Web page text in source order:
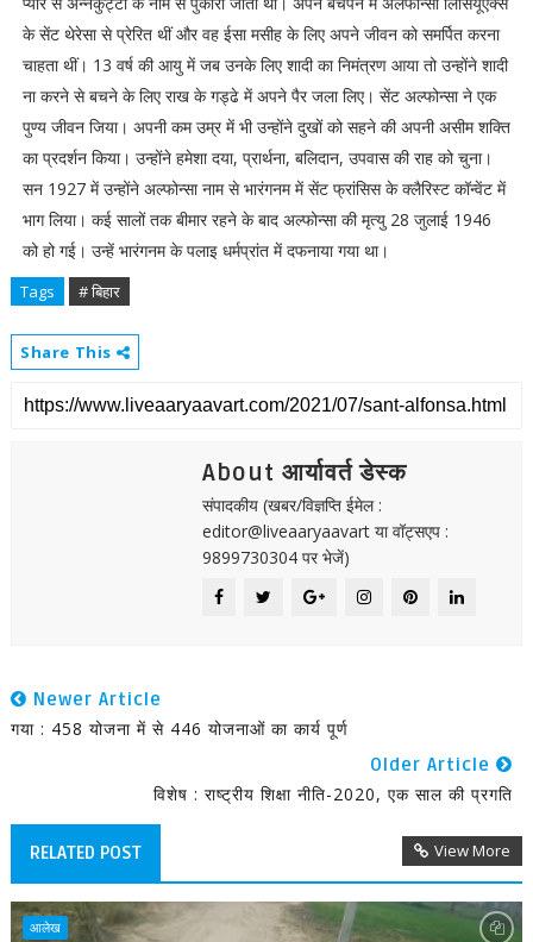
के सेंट थेरेसा से प्रेरित थीं और वह ईसा मसीह के लिए अपने जीवन को समर्पित करना
चाहता थीं। 13 वर्ष की आयु में जब उनके लिए शादी का निमंत्रण आया तो उन्होंने शादी
ना करने से बचने के लिए राख के गड्ढे में अपने पैर जला लिए। सेंट अल्फोन्सा ने एक
पुण्य जीवन जिया। अपनी कम उम्र में भी उन्होंने दुखों को सहने की अपनी असीम शक्ति
का प्रदर्शन किया। उन्होंने हमेशा दया, प्रार्थना, बलिदान, उपवास की राह को चुना।
सन 1927 में उन्होंने अल्फोन्सा नाम से भारंगनम में सेंट फ्रांसिस के क्लैरिस्ट कॉन्वेंट में
भाग लिया। कई सालों तक बीमार रहने के बाद अल्फोन्सा की मृत्यु 28 जुलाई 1946
को हो गई। उन्हें भारंगनम के पलाइ धर्मप्रांत में दफनाया गया था।
Tags # बिहार
Share This
About आर्यावर्त डेस्क
संपादकीय (खबर/विज्ञप्ति ईमेल :
editor@liveaaryaavart या वॉट्सएप :
9899730304 पर भेजें)
Newer Article
गया : 458 योजना में से 446 योजनाओं का कार्य पूर्ण
Older Article
विशेष : राष्ट्रीय शिक्षा नीति-2020, एक साल की प्रगति
RELATED POST View More
आलेख